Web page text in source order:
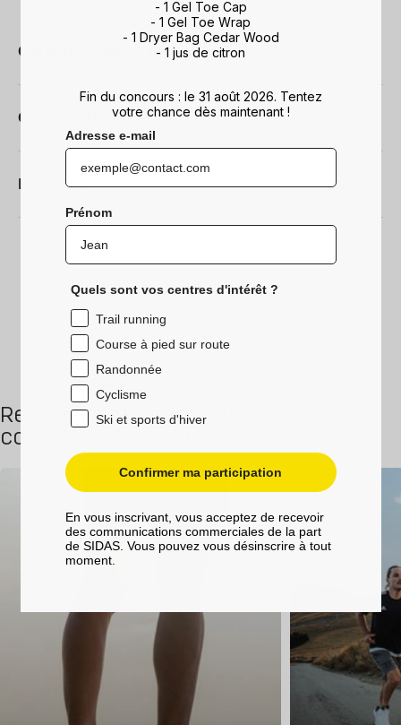
Caractéristiques techniques
Composition
Entretien
Retrouvez ce produit dans les
collections suivantes
- 1 Gel Toe Cap
- 1 Gel Toe Wrap
- 1 Dryer Bag Cedar Wood
- 1 jus de citron
Fin du concours : le 31 août 2026. Tentez
votre chance dès maintenant !
Adresse e-mail
Prénom
Quels sont vos centres d'intérêt ?
Trail running
Course à pied sur route
Randonnée
Cyclisme
Ski et sports d'hiver
Confirmer ma participation
En vous inscrivant, vous acceptez de recevoir
des communications commerciales de la part
de SIDAS. Vous pouvez vous désinscrire à tout
moment.